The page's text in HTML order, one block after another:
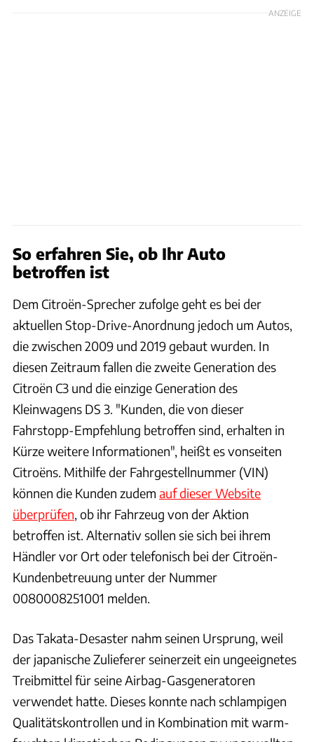
ANZEIGE
So erfahren Sie, ob Ihr Auto
betroffen ist
Dem Citroën-Sprecher zufolge geht es bei der
aktuellen Stop-Drive-Anordnung jedoch um Autos,
die zwischen 2009 und 2019 gebaut wurden. In
diesen Zeitraum fallen die zweite Generation des
Citroën C3 und die einzige Generation des
Kleinwagens DS 3. "Kunden, die von dieser
Fahrstopp-Empfehlung betroffen sind, erhalten in
Kürze weitere Informationen", heißt es vonseiten
Citroëns. Mithilfe der Fahrgestellnummer (VIN)
können die Kunden zudem auf dieser Website
überprüfen, ob ihr Fahrzeug von der Aktion
betroffen ist. Alternativ sollen sie sich bei ihrem
Händler vor Ort oder telefonisch bei der Citroën-
Kundenbetreuung unter der Nummer
0080008251001 melden.
Das Takata-Desaster nahm seinen Ursprung, weil
der japanische Zulieferer seinerzeit ein ungeeignetes
Treibmittel für seine Airbag-Gasgeneratoren
verwendet hatte. Dieses konnte nach schlampigen
Qualitätskontrollen und in Kombination mit warm-